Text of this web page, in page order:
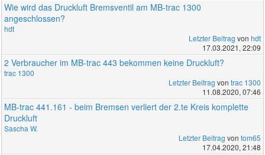
Wie wird das Druckluft Bremsventil am MB-trac 1300
angeschlossen?
hdt
Letzter Beitrag von hdt
17.03.2021, 22:09
2 Verbraucher im MB-trac 443 bekommen keine Druckluft?
trac 1300
Letzter Beitrag von trac 1300
11.08.2020, 07:46
MB-trac 441.161 - beim Bremsen verliert der 2.te Kreis komplette
Druckluft
Sascha W.
Letzter Beitrag von tom65
17.04.2020, 21:48